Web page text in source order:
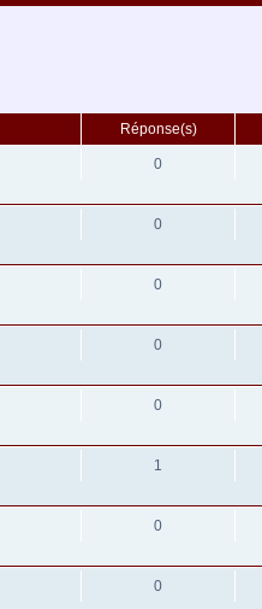
Réponse(s)
0
0
0
0
0
1
0
0